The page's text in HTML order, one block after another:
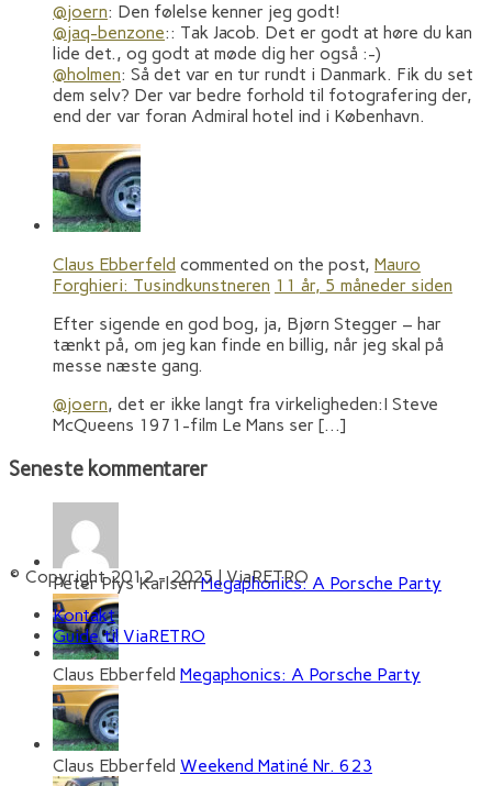
@joern: Den følelse kenner jeg godt!
@jaq-benzone:: Tak Jacob. Det er godt at høre du kan
lide det., og godt at møde dig her også :-)
@holmen: Så det var en tur rundt i Danmark. Fik du set
dem selv? Der var bedre forhold til fotografering der,
end der var foran Admiral hotel ind i København.
Claus Ebberfeld commented on the post, Mauro
Forghieri: Tusindkunstneren 11 år, 5 måneder siden
Efter sigende en god bog, ja, Bjørn Stegger – har
tænkt på, om jeg kan finde en billig, når jeg skal på
messe næste gang.
@joern, det er ikke langt fra virkeligheden:I Steve
McQueens 1971-film Le Mans ser […]
Seneste kommentarer
Peter Plys KarlsenMegaphonics: A Porsche Party
Claus Ebberfeld Megaphonics: A Porsche Party
Claus Ebberfeld Weekend Matiné Nr. 623
© Copyright 2012 - 2025 | ViaRETRO
Kontakt
Guide til ViaRETRO